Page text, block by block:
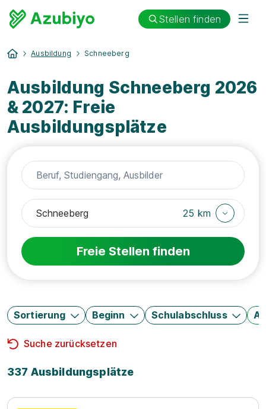
Stellen finden
Ausbildung Schneeberg
Ausbildung Schneeberg 2026
& 2027: Freie
Ausbildungsplätze
25 km
Freie Stellen finden
Sortierung Beginn Schulabschluss
Suche zurücksetzen
337 Ausbildungsplätze